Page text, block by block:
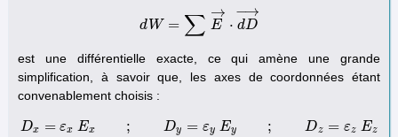
dW = ∑ E
→
⋅ dD
−→
dW= ∑E ⋅dD →
est une différentielle exacte, ce qui amène une grande
simplification, à savoir que, les axes de coordonnées étant
convenablement choisis :
Dx = εx Ex ; Dy = εy Ey ; Dz = εz Ez
x x;D y=ε y E y;D E